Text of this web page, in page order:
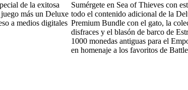
de la exitosa
más un Deluxe
a medios digitales
Sumérgete en Sea of Thieves con
todo el contenido adicional de la
Premium Bundle con el gato, la
disfraces y el blasón de barco de
1000 monedas antiguas para el
en homenaje a los favoritos de